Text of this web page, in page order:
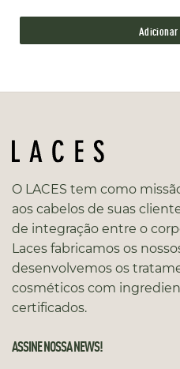
O LACES tem como
aos cabelos de suas
de integração entre o
Laces fabricamos os
desenvolvemos os
cosméticos com
certificados.
ASSINE NOSSA NEWS!